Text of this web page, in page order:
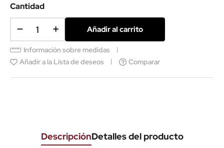
Cantidad
Añadir al carrito
Información sobre medidas
Añadir a la Lista de deseos
Comparar
DescripciónDetalles del producto